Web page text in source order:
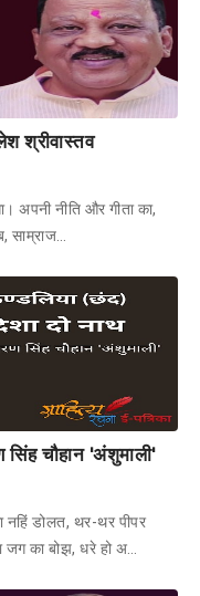
श्रीवास्तव
अपनी नीति और गीता का,
साम्राज…
सिंह चौहान 'अंशुमाली'
डोलत, थर-थर पीपर
जग का बोझ, धरे हो अ…